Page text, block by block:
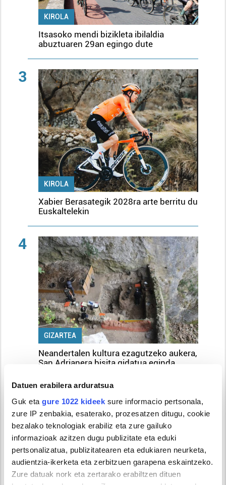
Datuen erabilera arduratsua
Guk eta gure 1022 kideek sure informacio pertsonala,
zure IP zenbakia, esaterako, prozesatzen ditugu, cookie
bezalako teknologiak erabiliz eta zure gailuko
informazioak azitzen dugu publizitate eta eduki
pertsonalizatua, publizitatearen eta edukiaren neurketa,
audientzia-ikerketa eta zerbitzuen garapena eskaintzeko.
Zure datuak nork eta zertarako erabiltzen dituen
KIROLA
Itsasoko mendi bizikleta ibilaldia
abuztuaren 29an egingo dute
3
KIROLA
Xabier Berasategik 2028ra arte berritu du
Euskaltelekin
4
GIZARTEA
Neandertalen kultura ezagutzeko aukera,
San Adrianera bisita gidatua eginda
5